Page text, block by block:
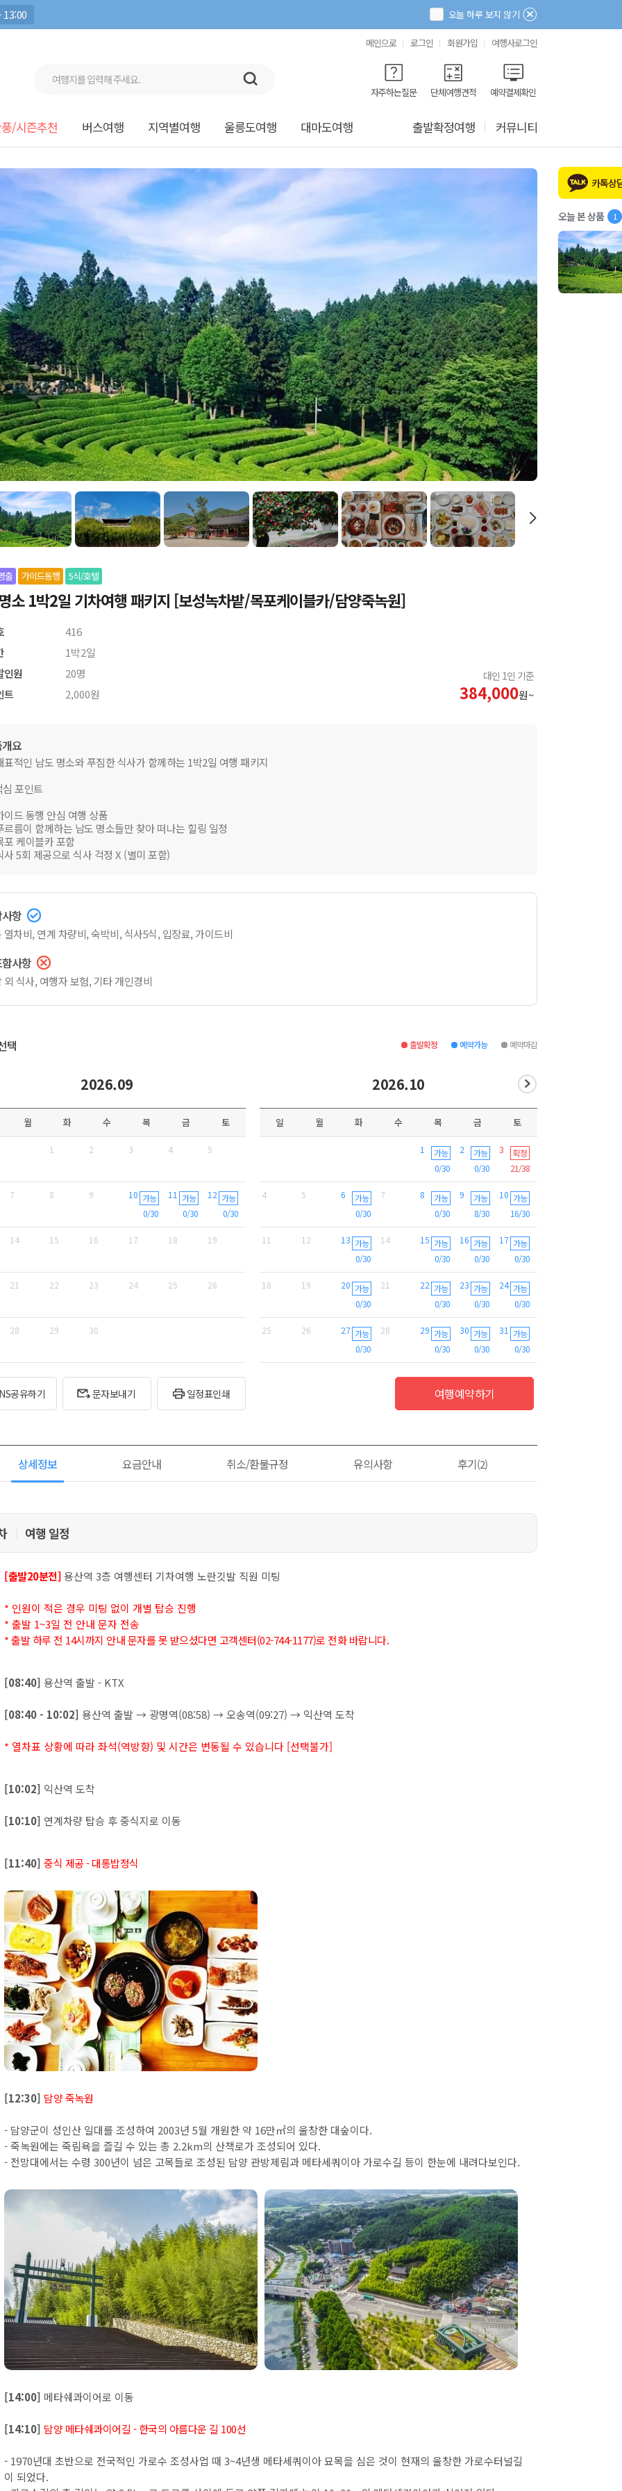
13:00 오늘 하루 보지 않기
메인으로 로그인 회원가입 여행사로그인
예약결제확인
단체여행견적
자주하는질문
/시즌추천 버스여행 지역별여행 울릉도여행 대마도여행 출발확정여행 커뮤니티
출 가이드동행 5식/호텔
소 1박2일 기차여행 패키지 [보성녹차밭/목포케이블카/담양죽녹원]
416
1박2일
인원
20명
트
2,000원
대인 1인 기준
384,000원~
요
표적인 남도 명소와 푸짐한 식사가 함께하는 1박2일 여행 패키지
심 포인트
이드 동행 안심 여행 상품
르름이 함께하는 남도 명소들만 찾아 떠나는 힐링 일정
포 케이블카 포함
사 5회 제공으로 식사 걱정 X (별미 포함)
항
열차비, 연계 차량비, 숙박비, 식사5식, 입장료, 가이드비
사항
외 식사, 여행자 보험, 기타 개인경비
택 출발확정 예약가능 예약마감
2026.09
월 화 수 목 금 토
1 2 3 4 5
7 8 9 10 가능
0/30
11 가능
0/30
12 가능
0/30
14 15 16 17 18 19
21 22 23 24 25 26
28 29 30
2026.10
일 월 화 수 목 금 토
1
가능
0/30
2
가능
0/30
3
확정
21/38
4 5 6
가능
0/30
7 8
가능
0/30
9
가능
8/30
10 가능
16/30
11 12 13 가능
0/30
14 15 가능
0/30
16 가능
0/30
17 가능
0/30
18 19 20 가능
0/30
21 22 가능
0/30
23 가능
0/30
24 가능
0/30
25 26 27 가능
0/30
28 29 가능
0/30
30 가능
0/30
31 가능
0/30
공유하기 문자보내기 일정표인쇄 여행예약하기
상세정보 요금안내 취소/환불규정 유의사항 후기(2)
여행 일정
[출발20분전]용산역 3층 여행센터 기차여행 노란깃발 직원 미팅
* 인원이 적은 경우 미팅 없이 개별 탑승 진행
* 출발 1~3일 전 안내 문자 전송
* 출발 하루 전 14시까지 안내 문자를 못 받으셨다면 고객센터(02-744-1177)로 전화 바랍니다.
[08:40] 용산역 출발 - KTX
[08:40 - 10:02] 용산역 출발 → 광명역(08:58) → 오송역(09:27) → 익산역 도착
* 열차표 상황에 따라 좌석(역방향) 및 시간은 변동될 수 있습니다 [선택불가]
[10:02] 익산역 도착
[10:10] 연계차량 탑승 후 중식지로 이동
[11:40] 중식 제공 - 대통밥정식
[12:30] 담양 죽녹원
- 담양군이 성인산 일대를 조성하여 2003년 5월 개원한 약 16만㎡의 울창한 대숲이다.
- 죽녹원에는 죽림욕을 즐길 수 있는 총 2.2km의 산책로가 조성되어 있다.
- 전망대에서는 수령 300년이 넘은 고목들로 조성된 담양 관방제림과 메타세쿼이아 가로수길 등이 한눈에 내려다보인다.
[14:00] 메타쉐콰이어로 이동
[14:10] 담양 메타쉐콰이어길 - 한국의 아름다운 길 100선
- 1970년대 초반으로 전국적인 가로수 조성사업 때 3~4년생 메타세쿼이아 묘목을 심은 것이 현재의 울창한 가로수터널길
이 되었다.
카톡상
오늘 본 상품 1